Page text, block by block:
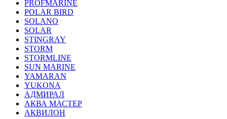
PROFMARINE
POLAR BIRD
SOLANO
SOLAR
STINGRAY
STORM
STORMLINE
SUN MARINE
YAMARAN
YUKONA
АДМИРАЛ
АКВА МАСТЕР
АКВИЛОН